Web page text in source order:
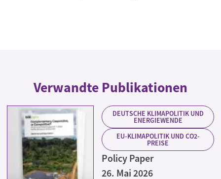
Verwandte Publikationen
DEUTSCHE KLIMAPOLITIK UND
ENERGIEWENDE
EU-KLIMAPOLITIK UND CO2-
PREISE
Policy Paper
26. Mai 2026